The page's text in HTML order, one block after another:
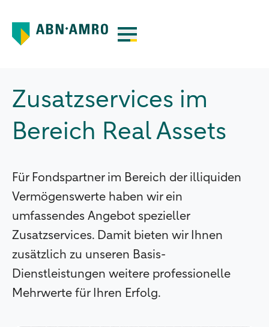
Zusatzservices im
Bereich Real Assets
Für Fondspartner im Bereich der illiquiden
Vermögenswerte haben wir ein
umfassendes Angebot spezieller
Zusatzservices. Damit bieten wir Ihnen
zusätzlich zu unseren Basis-
Dienstleistungen weitere professionelle
Mehrwerte für Ihren Erfolg.